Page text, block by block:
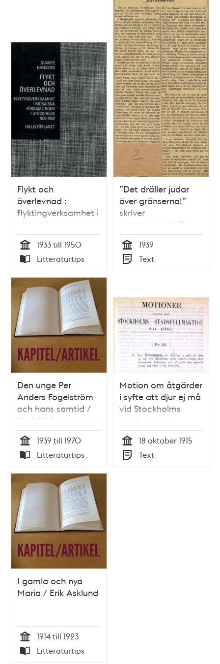
Flykt och
överlevnad :
flyktingverksamhet i
Mosaiska
församlingen i
Stockholm 1933-
1950 / Svante
Hansson
Tid
1933 till 1950
Typ
Litteraturtips
”Det dräller judar
över gränserna!”
skriver
nazistorganet Den
Svenske 1939
Tid
1939
Typ
Text
Den unge Per
Anders Fogelström
och hans samtid /
Karl-Olof Andersson
Tid
1939 till 1970
Typ
Litteraturtips
Motion om åtgärder
i syfte att djur ej må
vid Stockholms
stads slakthus
dödas utan
föregående
bedövning och att
slakt efter mosaisk
Tid
18 oktober 1915
Typ
Text
I gamla och nya
Maria / Erik Asklund
Tid
1914 till 1923
Typ
Litteraturtips